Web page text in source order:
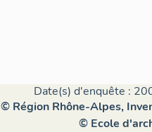
Date(s) d'enquête :
© Région Rhône-Alpes,
© Ecole